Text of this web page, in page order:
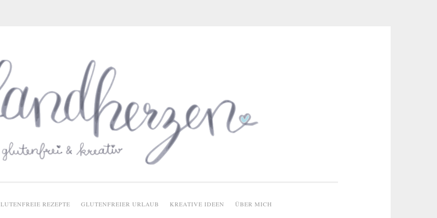
REZEPTE GLUTENFREIER URLAUB KREATIVE IDEEN ÜBER MICH